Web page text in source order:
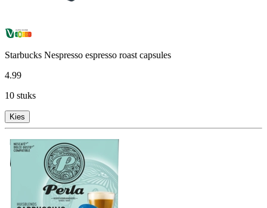
Starbucks Nespresso espresso roast capsules
4.99
10 stuks
Kies